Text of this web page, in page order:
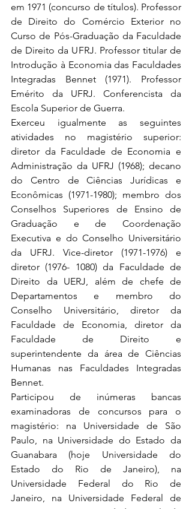
em 1971 (concurso de títulos). Professor
de Direito do Comércio Exterior no
Curso de Pós-Graduação da Faculdade
de Direito da UFRJ. Professor titular de
Introdução à Economia das Faculdades
Integradas Bennet (1971). Professor
Emérito da UFRJ. Conferencista da
Escola Superior de Guerra.
Exerceu igualmente as seguintes
atividades no magistério superior:
diretor da Faculdade de Economia e
Administração da UFRJ (1968); decano
do Centro de Ciências Jurídicas e
Econômicas (1971-1980); membro dos
Conselhos Superiores de Ensino de
Graduação e de Coordenação
Executiva e do Conselho Universitário
da UFRJ. Vice-diretor (1971-1976) e
diretor (1976- 1080) da Faculdade de
Direito da UERJ, além de chefe de
Departamentos e membro do
Conselho Universitário, diretor da
Faculdade de Economia, diretor da
Faculdade de Direito e
superintendente da área de Ciências
Humanas nas Faculdades Integradas
Bennet.
Participou de inúmeras bancas
examinadoras de concursos para o
magistério: na Universidade de São
Paulo, na Universidade do Estado da
Guanabara (hoje Universidade do
Estado do Rio de Janeiro), na
Universidade Federal do Rio de
Janeiro, na Universidade Federal de